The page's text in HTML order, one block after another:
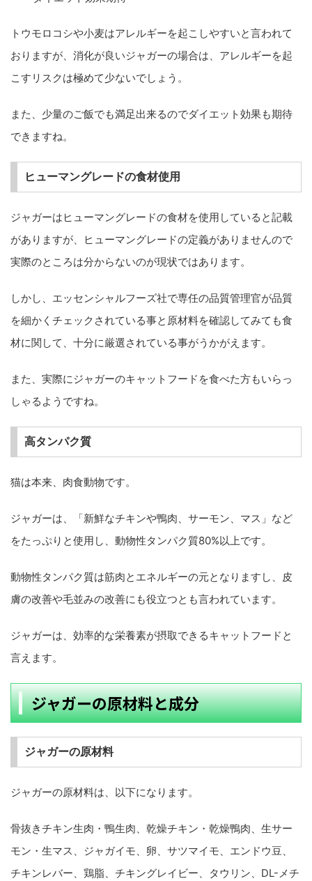
トウモロコシや小麦はアレルギーを起こしやすいと言われて
おりますが、消化が良いジャガーの場合は、アレルギーを起
こすリスクは極めて少ないでしょう。
また、少量のご飯でも満足出来るのでダイエット効果も期待
できますね。
ヒューマングレードの食材使用
ジャガーはヒューマングレードの食材を使用していると記載
がありますが、ヒューマングレードの定義がありませんので
実際のところは分からないのが現状ではあります。
しかし、エッセンシャルフーズ社で専任の品質管理官が品質
を細かくチェックされている事と原材料を確認してみても食
材に関して、十分に厳選されている事がうかがえます。
また、実際にジャガーのキャットフードを食べた方もいらっ
しゃるようですね。
高タンパク質
猫は本来、肉食動物です。
ジャガーは、「新鮮なチキンや鴨肉、サーモン、マス」など
をたっぷりと使用し、動物性タンパク質80%以上です。
動物性タンパク質は筋肉とエネルギーの元となりますし、皮
膚の改善や毛並みの改善にも役立つとも言われています。
ジャガーは、効率的な栄養素が摂取できるキャットフードと
言えます。
ジャガーの原材料と成分
ジャガーの原材料
ジャガーの原材料は、以下になります。
骨抜きチキン生肉・鴨生肉、乾燥チキン・乾燥鴨肉、生サー
モン・生マス、ジャガイモ、卵、サツマイモ、エンドウ豆、
チキンレバー、鶏脂、チキングレイビー、タウリン、DL-メチ